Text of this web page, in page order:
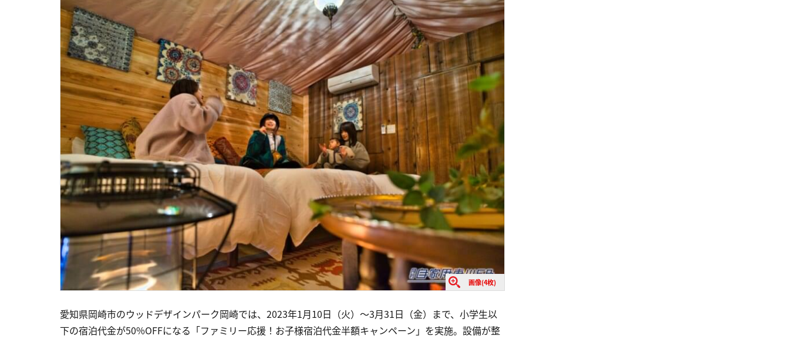
画像(4枚)
愛知県岡崎市のウッドデザインパーク岡崎では、2023年1月10日（火）～3月31日（金）まで、小学生以
下の宿泊代金が50%OFFになる「ファミリー応援！お子様宿泊代金半額キャンペーン」を実施。設備が整